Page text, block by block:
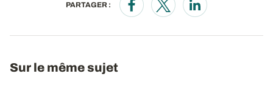
PARTAGER :
Opens in a new window
Opens in a new window
Opens in a new
Sur le même sujet